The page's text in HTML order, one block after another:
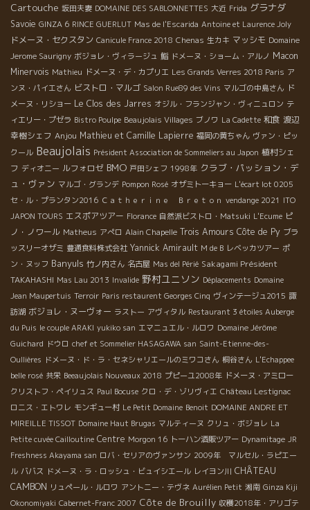
Cartouche 坂田夫妻 DOMAINE DES SABLONNETTES 大近 Frida グラナダ
Savoie GINZA 6 RINCE GUERLUT Mas de l'Escarida Antoine et Laurence Joly
ドメーヌ・セクスタン Canicule France 2018 Chenas 生カキ マッシモ Domaine
Jerome Saurigny ボジョレ・ヴィラージュ 鮨 ドメーヌ・ショーム・アルノ Macon
Minervois Mathieu ドメーヌ・デ・カプリエ Les Grands Verres 2018 Paris ア
ンヌ・パイエさん ビストロ・マルゴ Salon Rue89 des Vins マルゴの中島さん ド
メーヌ・リショー Le Clos des Jarres オジル・フランジャン・ヴィニュロン テ
ィエリー・プゼラ Bistro Poulpe Beaujolais Villages ブノワ La Cadette 和食 渡辺
幸樹シェフ Anjou Mathieu et Camille Lapierre 福岡の黄ちゃん ヴァン・ピッ
クール Beaujolais Président Association de Sommeliers au Japon 植村シェ
フ ディオニー ルフォロゼ BMO 戸田シェフ 1998年 クラブ・パッション・デ
ュ・ヴァン マルゴ・グランデ Pompon Rosé オザミトーキョー L'écart lot 0205
セ・ル・プランタン2016 Ｃａｔｈｅｒｉｎｅ Ｂｒｅｔｏｎ vendange 2021 ITO
JAPON TOURS エスポアツアー Florance 自然派ビストロ・Matsuki L'Ecume ピ
ノ・ノワール Matheus アぺロ Alain Chapelle Trois Amours Côte de Py ブラ
ッスリーオザミ 豊通食料株式会社 Yannick Amirault M de B レベッカツアー ポ
ン・ヌッフ Banyuls 竹ノ内さん 名古屋 Mas del Périé Sakagami Président
TAKAHASHI Mas Lau 2013 Invalide 野村ユニソン Déplacements Domaine
Jean Maupertuis Terroir Paris restaurent Georges Cinq ヴィンテージュ2015 諏
訪湖 ボジョレ・ヌーヴォー ラストー アヴィタル Restaurant 3 étoiles Auberge
du Puis le couple ARAKI yukiko san エマニュエル・ルロワ Domaine Jérôme
Guichard ドウロ chef et Sommelier HASAGAWA san Saint-Etienne-des-
Oullières ドメーヌ・ド・ラ・セネシャリエールのミワコさん 桐谷さん L'Echappee
belle rosé 共栄 Beeaujolais Nouveaux 2018 プピーユ2008年 ドメーヌ・アミロー
クリストフ・ペイリュス Paul Bocuse クロ・デ・ゾリヴィエ Château Lestignac
ロニス・エトワレ モンギュー村 Le Petit Domaine Benoit DOMAINE ANDRE ET
MIREILLE TISSOT Domaine Haut Brugas マルティーヌ クリュ・ボジョレ La
Petite cuvée Cailloutine Centre Morgon 16 トーハン酒販ツアー Dynamitage JR
Freshness Akayama san ロバ・セリアのヴァンサン 2009年 マルセル・ラピエー
ル ババス ドメーヌ・ラ・ロッシュ・ビュイシエール レイヨン川 CHÂTEAU
CAMBON リュペール・ルロワ アントニー・テヴネ Aurélien Petit 湘南 Ginza Kiji
Okonomiyaki Cabernet-Franc 2007 Côte de Brouilly 収穫2018年・アリゴテ